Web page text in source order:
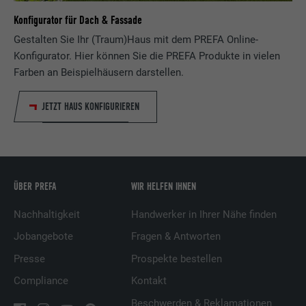
Konfigurator für Dach & Fassade
Gestalten Sie Ihr (Traum)Haus mit dem PREFA Online-
Konfigurator. Hier können Sie die PREFA Produkte in vielen
Farben an Beispielhäusern darstellen.
JETZT HAUS KONFIGURIEREN
ÜBER PREFA
Nachhaltigkeit
Jobangebote
Presse
Compliance
WIR HELFEN IHNEN
Handwerker in Ihrer Nähe finden
Fragen & Antworten
Prospekte bestellen
Kontakt
Beschwerden & Reklamationen
Zweck
Registriert eine eindeutige ID, die verwendet
wird, um statistische Daten dazu, wieder
Besucher die Website nutzt, zu generieren.
Name _gaexp
Laufzeit
Zweck
Wird testweise gesetzt, um zu prüfen, ob
erlaubt. Enthält keine
Identifikationsmerkmale.
Name lang
ads.linkedin.com
Name
Anbieter
Eingestellt von LinkedIn, wenn eine